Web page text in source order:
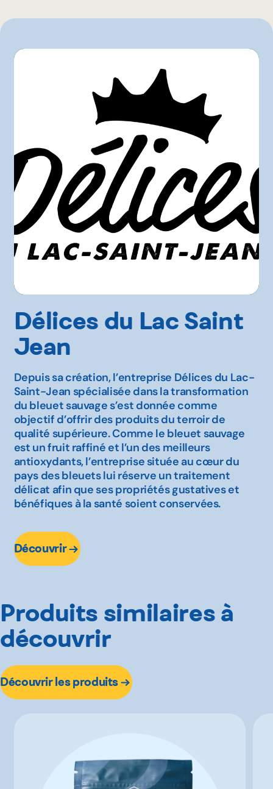
Délices du Lac Saint
Jean
Depuis sa création, l’entreprise Délices du Lac-
Saint-Jean spécialisée dans la transformation
du bleuet sauvage s’est donnée comme
objectif d’offrir des produits du terroir de
qualité supérieure. Comme le bleuet sauvage
est un fruit raffiné et l’un des meilleurs
antioxydants, l’entreprise située au cœur du
pays des bleuets lui réserve un traitement
délicat afin que ses propriétés gustatives et
bénéfiques à la santé soient conservées.
Découvrir
Produits similaires à
découvrir
Découvrir les produits